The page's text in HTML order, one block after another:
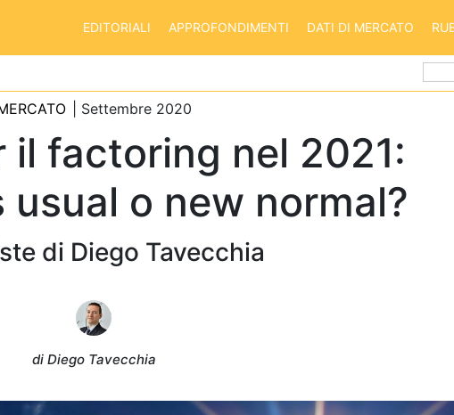
EDITORIALI APPROFONDIMENTI DATI DI MERCATO
| Settembre 2020
il factoring nel 2021:
usual o new normal?
di Diego Tavecchia
di Diego Tavecchia